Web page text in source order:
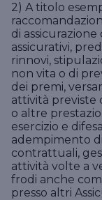
2) A titolo
di
assicurativi,
rinnovi,
non vita o di
dei premi,
attività previste
o altre
esercizio e
adempimento
contrattuali,
attività volte a
frodi anche
presso altri